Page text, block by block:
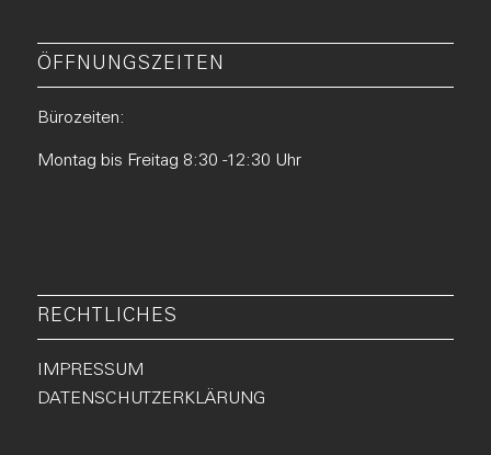
ÖFFNUNGSZEITEN
Bürozeiten:
Montag bis Freitag 8:30 -12:30 Uhr
RECHTLICHES
IMPRESSUM
DATENSCHUTZERKLÄRUNG